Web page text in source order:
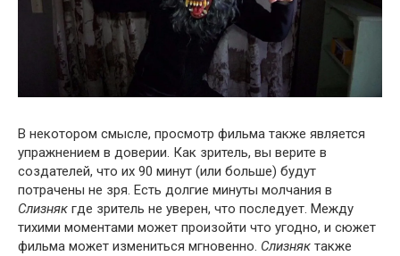
В некотором смысле, просмотр фильма также является
упражнением в доверии. Как зритель, вы верите в
создателей, что их 90 минут (или больше) будут
потрачены не зря. Есть долгие минуты молчания в
Слизняк где зритель не уверен, что последует. Между
тихими моментами может произойти что угодно, и сюжет
фильма может измениться мгновенно. Слизняк также